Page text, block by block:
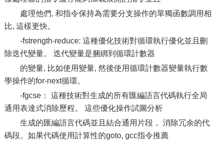
處理他們, 和指令保持為需要分支操作的單獨函數調用相
比, 這樣更快。
-fstrength-reduce: 這種優化技術對循環執行優化並且刪
除迭代變量。 迭代變量是捆綁到循環計數器
的變量, 比如使用變量, 然後使用循環計數器變量執行數
學操作的for-next循環。
-fgcse： 這種技術對生成的所有匯編語言代碼執行全局
通用表達式消除歷程。 這些優化操作試圖分析
生成的匯編語言代碼並且結合通用片段， 消除冗余的代
碼段。如果代碼使用計算性的goto, gcc指令推薦